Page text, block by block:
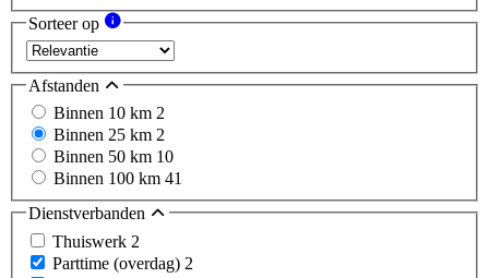
Sorteer op
Afstanden
Binnen 10 km 2
Binnen 25 km 2
Binnen 50 km 10
Binnen 100 km 41
Dienstverbanden
Thuiswerk 2
Parttime (overdag) 2